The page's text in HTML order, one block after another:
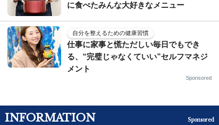
に食べたみんな大好きなメニュー
自分を整えるための健康習慣
仕事に家事と慌ただしい毎日でもでき
る、“完璧じゃなくていい”セルフマネジ
メント
Sponsored
INFORMATION Sponsored